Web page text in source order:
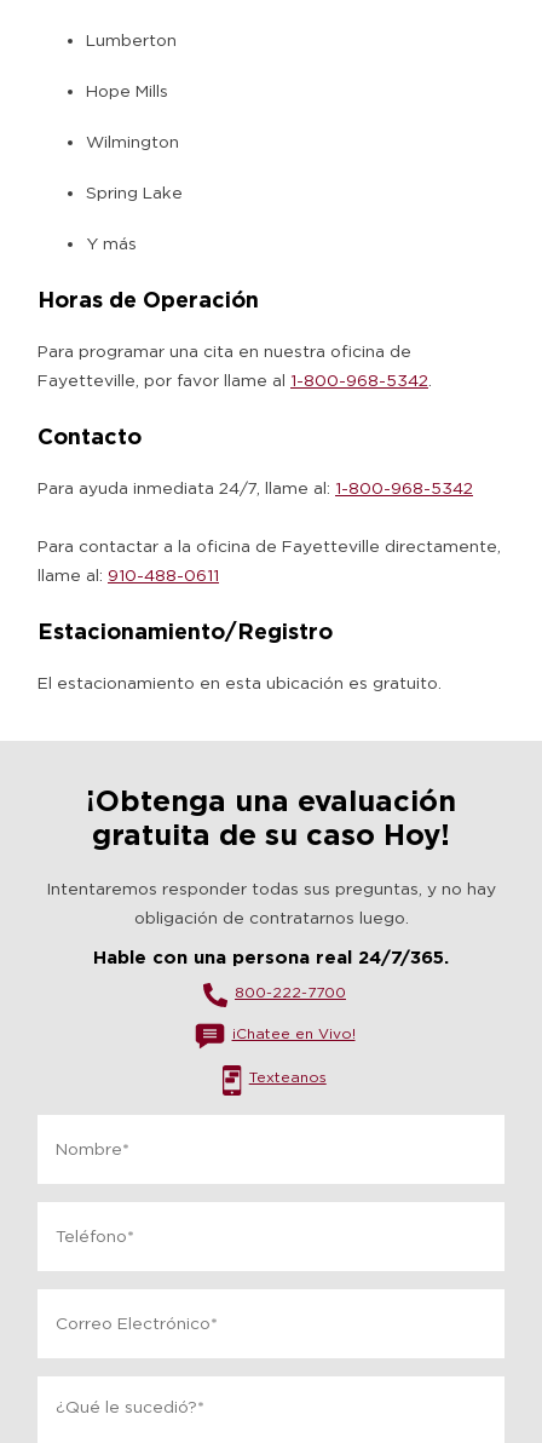
Lumberton
Hope Mills
Wilmington
Spring Lake
Y más
Horas de Operación
Para programar una cita en nuestra oficina de
Fayetteville, por favor llame al 1-800-968-5342
Contacto
Para ayuda inmediata 24/7, llame al: 1-800-968-5342
Para contactar a la oficina de Fayetteville directamente,
llame al: 910-488-0611
Estacionamiento/Registro
El estacionamiento en esta ubicación es gratuito.
¡Obtenga una evaluación
gratuita de su caso Hoy!
Intentaremos responder todas sus preguntas, y no hay
obligación de contratarnos luego.
Hable con una persona real 24/7/365.
800-222-7700
¡Chatee en Vivo!
Texteanos